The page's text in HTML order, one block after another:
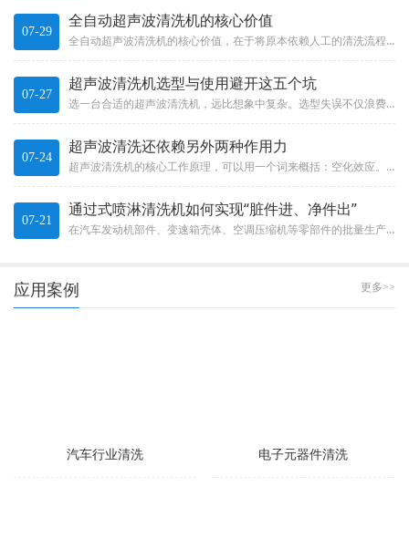
07-29
全自动超声波清洗机的核心价值
全自动超声波清洗机的核心价值，在于将原本依赖人工的清洗流程有效自动化。它不只是“加了个机械手”那么简单，而是一整套系统...
07-27
超声波清洗机选型与使用避开这五个坑
选一台合适的超声波清洗机，远比想象中复杂。选型失误不仅浪费投资，更可能影响产品质量和生产效率。Choosing a s...
07-24
超声波清洗还依赖另外两种作用力
超声波清洗机的核心工作原理，可以用一个词来概括：空化效应。这不是什么玄乎的概念，而是一种实实在在的物理现象。The c...
07-21
通过式喷淋清洗机如何实现“脏件进、净件出”
在汽车发动机部件、变速箱壳体、空调压缩机等零部件的批量生产中，清洗效率直接决定了整条生产线的节拍。通过式喷淋清洗机就像...
更多>>
应用案例
汽车行业清洗 电子元器件清洗